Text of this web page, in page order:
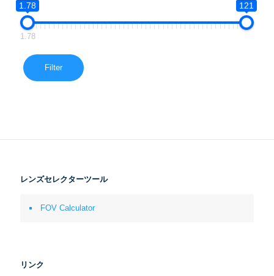
1.78
121
1.78
Filter
レンズセレクターツール
FOV Calculator
リンク